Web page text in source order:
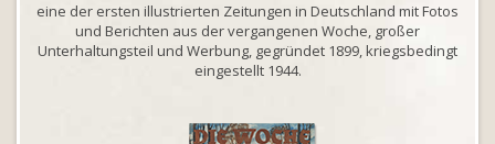
eine der ersten illustrierten Zeitungen in Deutschland mit Fotos
und Berichten aus der vergangenen Woche, großer
Unterhaltungsteil und Werbung, gegründet 1899, kriegsbedingt
eingestellt 1944.